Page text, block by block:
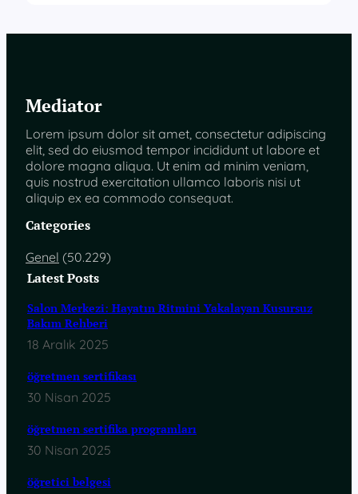
Mediator
Lorem ipsum dolor sit amet, consectetur adipiscing
elit, sed do eiusmod tempor incididunt ut labore et
dolore magna aliqua. Ut enim ad minim veniam,
quis nostrud exercitation ullamco laboris nisi ut
aliquip ex ea commodo consequat.
Categories
Genel (50.229)
Latest Posts
Salon Merkezi: Hayatın Ritmini Yakalayan Kusursuz
Bakım Rehberi
18 Aralık 2025
öğretmen sertifikası
30 Nisan 2025
öğretmen sertifika programları
30 Nisan 2025
öğretici belgesi